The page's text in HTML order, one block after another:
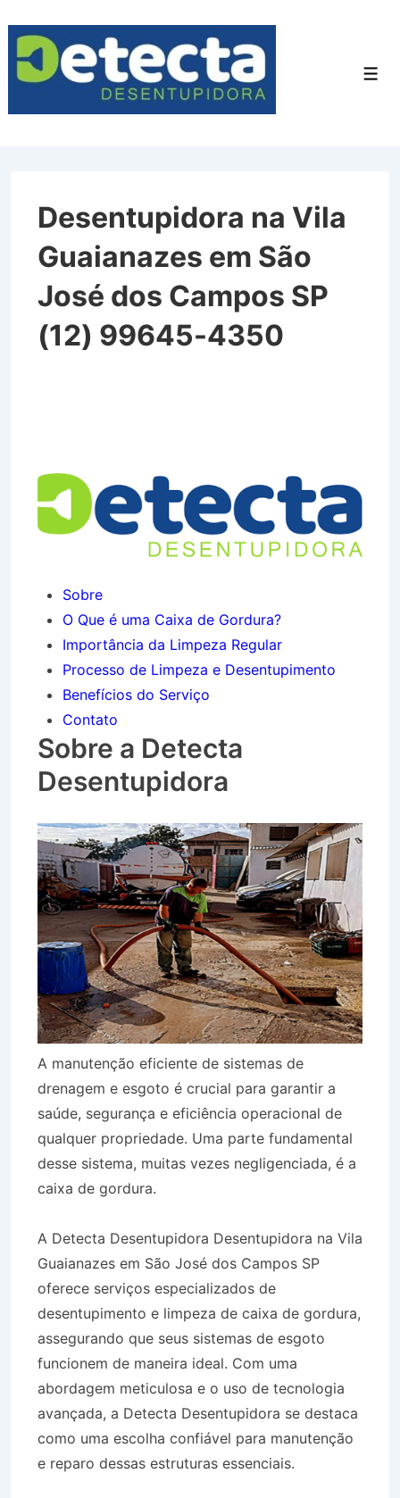
para
Conteúdo
Desentupidora na Vila
Guaianazes em São
José dos Campos SP
(12) 99645-4350
Sobre
O Que é uma Caixa de Gordura?
Importância da Limpeza Regular
Processo de Limpeza e Desentupimento
Benefícios do Serviço
Contato
Sobre a Detecta
Desentupidora
A manutenção eficiente de sistemas de
drenagem e esgoto é crucial para garantir a
saúde, segurança e eficiência operacional de
qualquer propriedade. Uma parte fundamental
desse sistema, muitas vezes negligenciada, é a
caixa de gordura.
A Detecta Desentupidora Desentupidora na Vila
Guaianazes em São José dos Campos SP
oferece serviços especializados de
desentupimento e limpeza de caixa de gordura,
assegurando que seus sistemas de esgoto
funcionem de maneira ideal. Com uma
abordagem meticulosa e o uso de tecnologia
avançada, a Detecta Desentupidora se destaca
como uma escolha confiável para manutenção
e reparo dessas estruturas essenciais.